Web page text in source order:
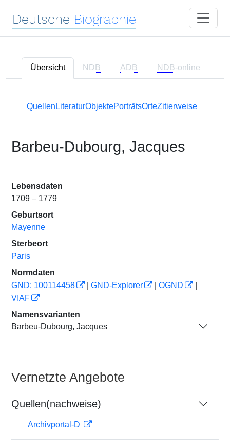
Deutsche Biographie
Übersicht NDB ADB NDB-online
Quellen LiteraturObjektePorträtsOrteZitierweise
Barbeu-Dubourg, Jacques
Lebensdaten
1709 – 1779
Geburtsort
Mayenne
Sterbeort
Paris
Normdaten
GND: 100114458
GND-Explorer OGND
VIAF
Namensvarianten
Barbeu-Dubourg, Jacques
Vernetzte Angebote
Quellen(nachweise)
Archivportal-D